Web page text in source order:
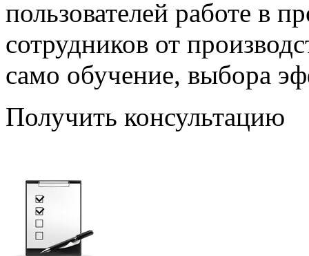
пользователей работе в
сотрудников от
само обучение, выбора
Получить консультацию